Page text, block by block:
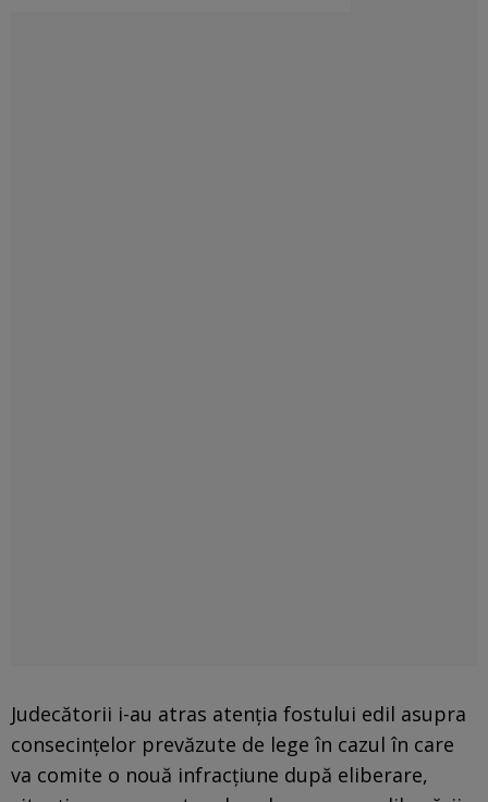
Judecătorii i-au atras atenția fostului edil asupra
consecințelor prevăzute de lege în cazul în care
va comite o nouă infracțiune după eliberare,